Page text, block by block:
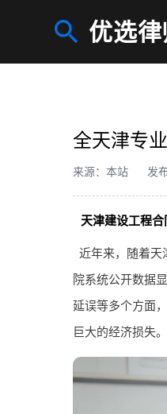
优选
全天津专
来源：本站 发
天津建设工程
近年来，随着天
院系统公开数据
延误等多个方面
巨大的经济损失